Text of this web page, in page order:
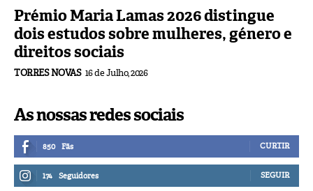
Prémio Maria Lamas 2026 distingue
dois estudos sobre mulheres, género e
direitos sociais
TORRES NOVAS 16 de Julho, 2026
As nossas redes sociais
850 Fãs CURTIR
174 Seguidores SEGUIR